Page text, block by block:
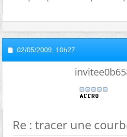
02/05/2009, 10h27
Re : tracer une